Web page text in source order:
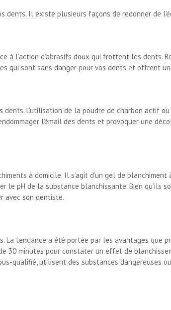
Il existe plusieurs façons de redonner de
à l’action d’abrasifs doux qui frottent les dents.
qui sont sans danger pour vos dents et offrent
L’utilisation de la poudre de charbon actif
l’émail des dents et provoquer une
à domicile. Il s’agit d’un gel de
pH de la substance blanchissante. Bien qu’ils
avec son dentiste.
La tendance a été portée par les avantages que
30 minutes pour constater un effet de
qualifié, utilisent des substances dangereuses